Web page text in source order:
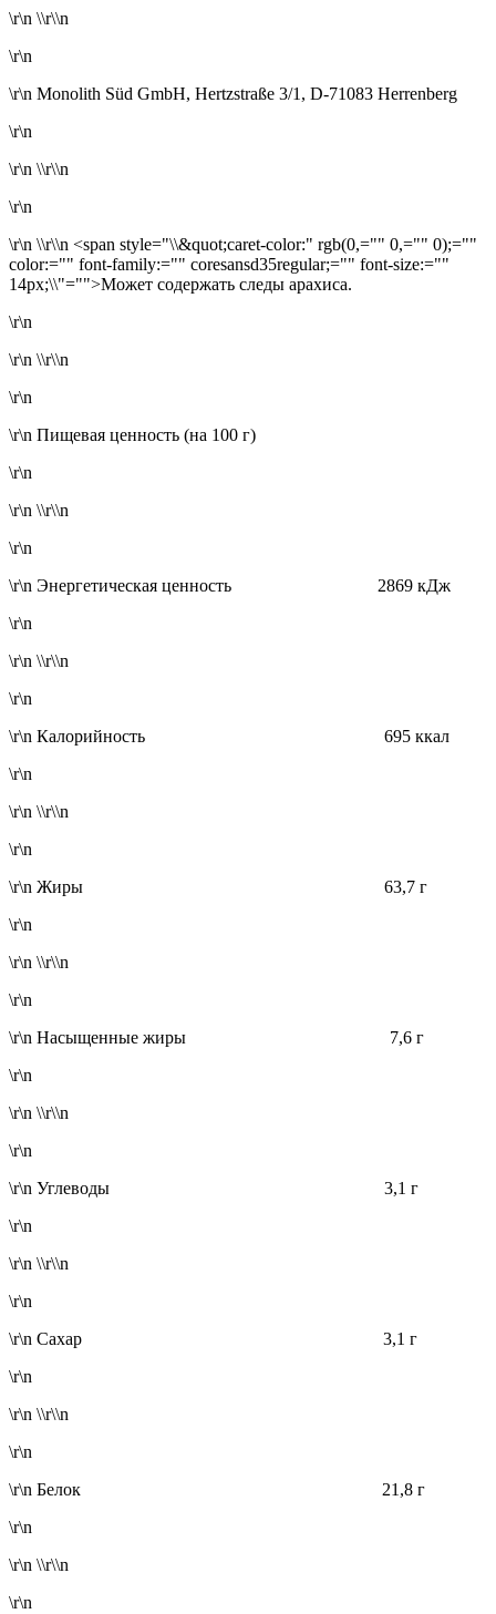
\r\n \\r\\n
\r\n
\r\n Monolith Süd GmbH, Hertzstraße 3/1, D-71083 Herrenberg
\r\n
\r\n \\r\\n
\r\n
\r\n \\r\\n <span style="\\&quot;caret-color:" rgb(0,="" 0,="" 0);=""
color:="" font-family:="" coresansd35regular;="" font-size:=""
14px;\\"="">Может содержать следы арахиса.
\r\n
\r\n \\r\\n
\r\n
\r\n Пищевая ценность (на 100 г)
\r\n
\r\n \\r\\n
\r\n
\r\n Энергетическая ценность 2869 кДж
\r\n
\r\n \\r\\n
\r\n
\r\n Калорийность 695 ккал
\r\n
\r\n \\r\\n
\r\n
\r\n Жиры 63,7 г
\r\n
\r\n \\r\\n
\r\n
\r\n Насыщенные жиры 7,6 г
\r\n
\r\n \\r\\n
\r\n
\r\n Углеводы 3,1 г
\r\n
\r\n \\r\\n
\r\n
\r\n Сахар 3,1 г
\r\n
\r\n \\r\\n
\r\n
\r\n Белок 21,8 г
\r\n
\r\n \\r\\n
\r\n